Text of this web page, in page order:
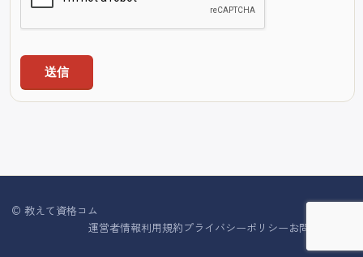
送信
© 教えて資格コム
運営者情報利用規約プライバシーポリシーお問い合わせ